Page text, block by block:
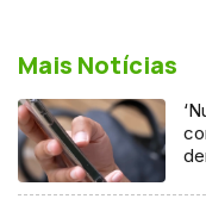
Mais Notícias